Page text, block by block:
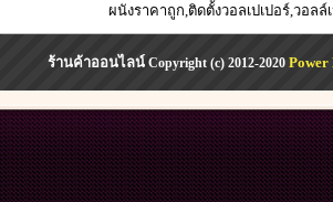
ผนังราคาถูก,ติดตั้งวอลเปเปอร์,วอล
ร้านค้าออนไลน์Copyright (c) 2012-2020 Power